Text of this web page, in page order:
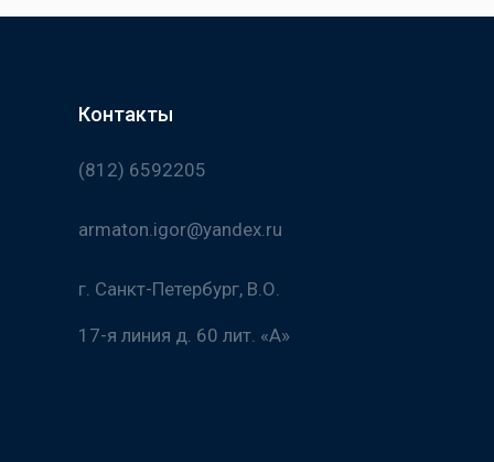
Контакты
(812) 6592205
armaton.igor@yandex.ru
г. Санкт-Петербург, В.О.
17-я линия д. 60 лит. «А»